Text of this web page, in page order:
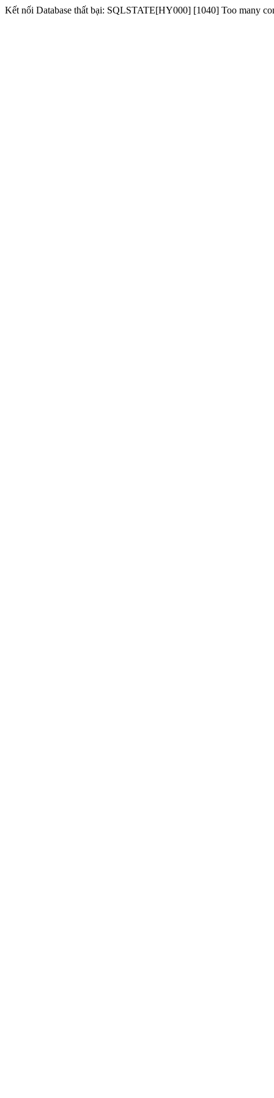
Kết nối Database thất bại: SQLSTATE[HY000] [1040] Too many